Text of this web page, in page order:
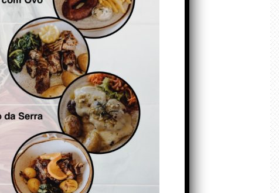
OPINIÃO E CRÓNICAS
Matraquilhos… Autor:
Fernando Roldão
6 de Agosto de 2026
A marca Sporting em
todo o mundo está a
crescer atrás de
Ronaldo. Autor: Paulo
Freitas do Amaral
5 de Agosto de 2026
Falso crescimento…
Autor: Nuno Pereira
1 de Agosto de 2026